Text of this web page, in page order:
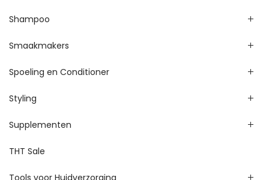
Shampoo
Smaakmakers
Spoeling en Conditioner
Styling
Supplementen
THT Sale
Tools voor Huidverzorging